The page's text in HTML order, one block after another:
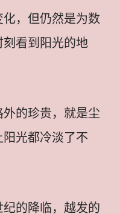
，但仍然是为数
看到阳光的地
的珍贵，就是尘
光都冷淡了不
的降临，越发的